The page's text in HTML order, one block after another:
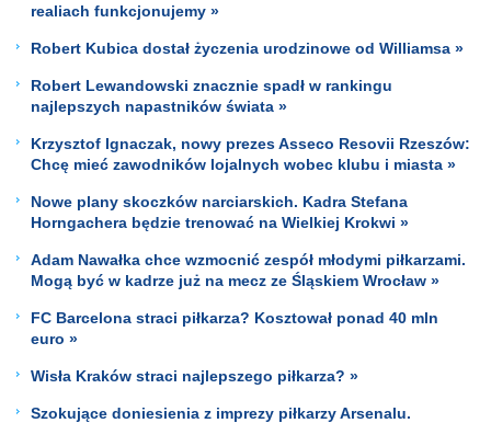
realiach funkcjonujemy »
Robert Kubica dostał życzenia urodzinowe od Williamsa »
Robert Lewandowski znacznie spadł w rankingu
najlepszych napastników świata »
Krzysztof Ignaczak, nowy prezes Asseco Resovii Rzeszów:
Chcę mieć zawodników lojalnych wobec klubu i miasta »
Nowe plany skoczków narciarskich. Kadra Stefana
Horngachera będzie trenować na Wielkiej Krokwi »
Adam Nawałka chce wzmocnić zespół młodymi piłkarzami.
Mogą być w kadrze już na mecz ze Śląskiem Wrocław »
FC Barcelona straci piłkarza? Kosztował ponad 40 mln
euro »
Wisła Kraków straci najlepszego piłkarza? »
Szokujące doniesienia z imprezy piłkarzy Arsenalu.